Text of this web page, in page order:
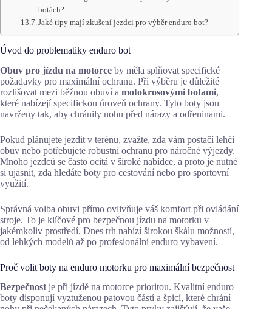
botách?
Jaké tipy mají zkušení jezdci pro výběr enduro bot?
Úvod do problematiky enduro bot
Obuv pro jízdu na motorce by měla splňovat specifické
požadavky pro maximální ochranu. Při výběru je důležité
rozlišovat mezi běžnou obuví a motokrosovými botami,
které nabízejí specifickou úroveň ochrany. Tyto boty jsou
navrženy tak, aby chránily nohu před nárazy a odřeninami.
Pokud plánujete jezdit v terénu, zvažte, zda vám postačí lehčí
obuv nebo potřebujete robustní ochranu pro náročné výjezdy.
Mnoho jezdců se často ocitá v široké nabídce, a proto je nutné
si ujasnit, zda hledáte boty pro cestování nebo pro sportovní
využití.
Správná volba obuvi přímo ovlivňuje váš komfort při ovládání
stroje. To je klíčové pro bezpečnou jízdu na motorku v
jakémkoliv prostředí. Dnes trh nabízí širokou škálu možností,
od lehkých modelů až po profesionální enduro vybavení.
Proč volit boty na enduro motorku pro maximální bezpečnost
Bezpečnostje při jízdě na motorce prioritou. Kvalitní enduro
boty disponují vyztuženou patovou částí a špicí, které chrání